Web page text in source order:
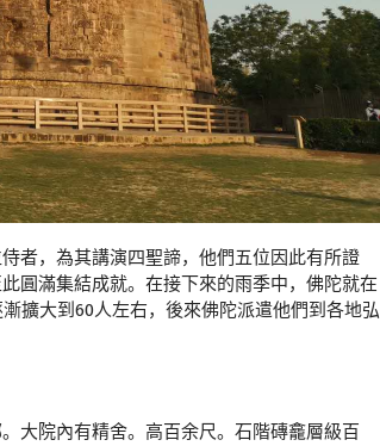
者，為其講演四聖諦，他們五位因此有所證
圓滿集結成就。在接下來的雨季中，佛陀就在
擴大到60人左右，後來佛陀派遣他們到各地弘
大院內有精舍。高百余尺。石階磚龕層級百